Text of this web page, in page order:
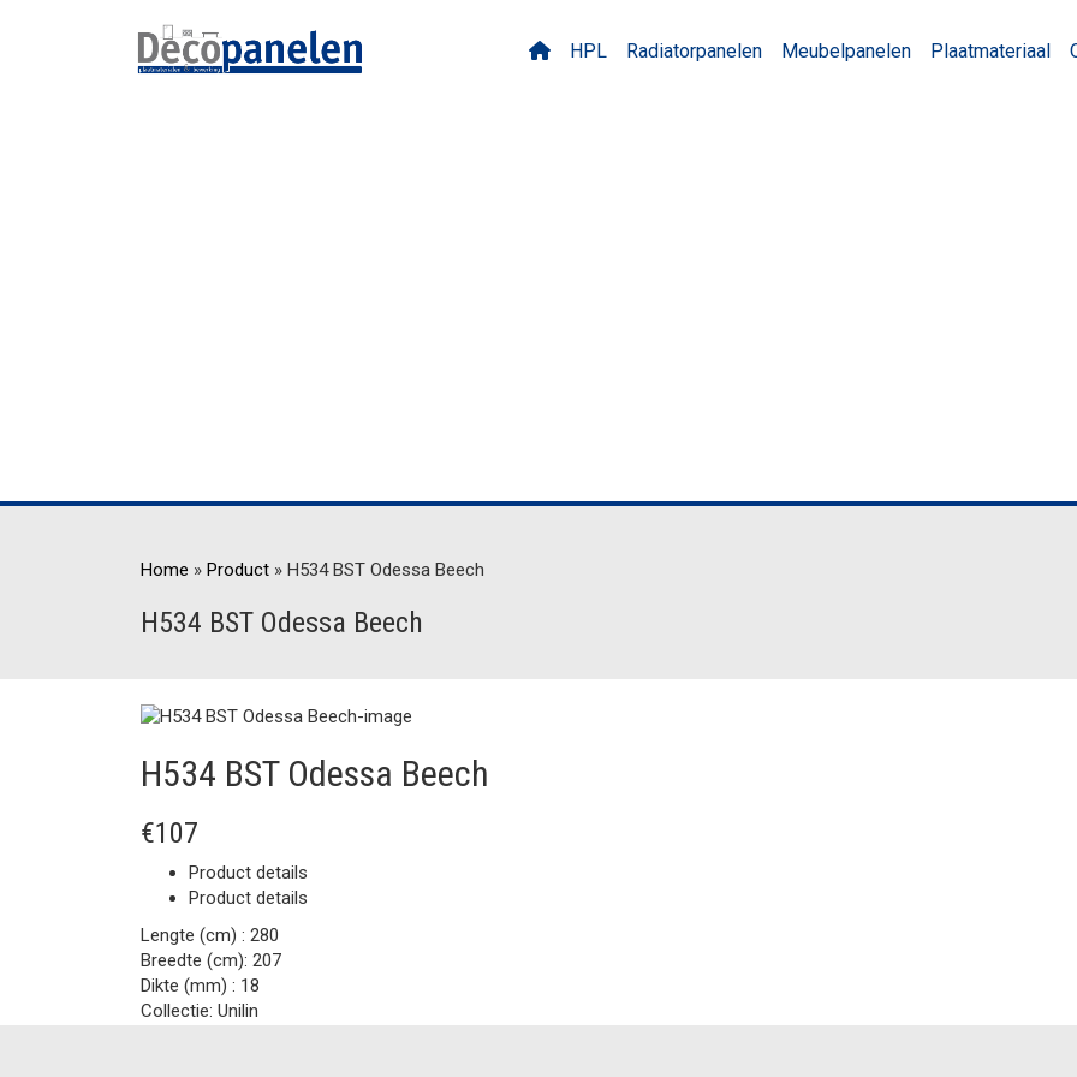
HPL Radiatorpanelen Meubelpanelen Plaatmateriaal
Home » Product » H534 BST Odessa Beech
H534 BST Odessa Beech
H534 BST Odessa Beech
€107
Product details
Product details
Lengte (cm) : 280
Breedte (cm): 207
Dikte (mm) : 18
Collectie: Unilin